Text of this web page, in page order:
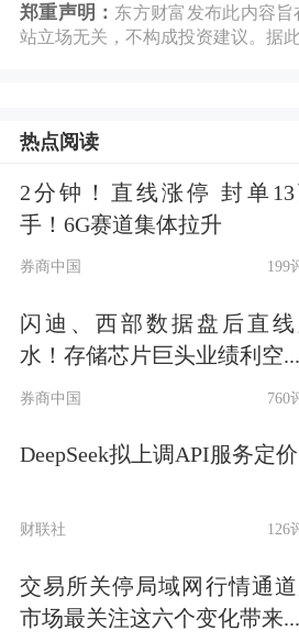
0.2%），其中翘尾因
0.6个百分点。整体来
格环比上涨0.3%（前值
年环比均值为-0.4%；
值-4.4%)，影响CPI同
分点。非食品价格环
值-0.1%），过去五
0.1%。核心CPI环比微
涨1.2%。
郑重声明： 东方财富发布此内容
站立场无关，不构成投资建议。据
热点阅读
2分钟！直线涨停 封单
手！6G赛道集体拉升
券商中国 199
闪迪、西部数据盘后直
水！存储芯片巨头业绩利空...
券商中国 760
DeepSeek拟上调API服务定价
财联社 126
交易所关停局域网行情通
市场最关注这六个变化带来...